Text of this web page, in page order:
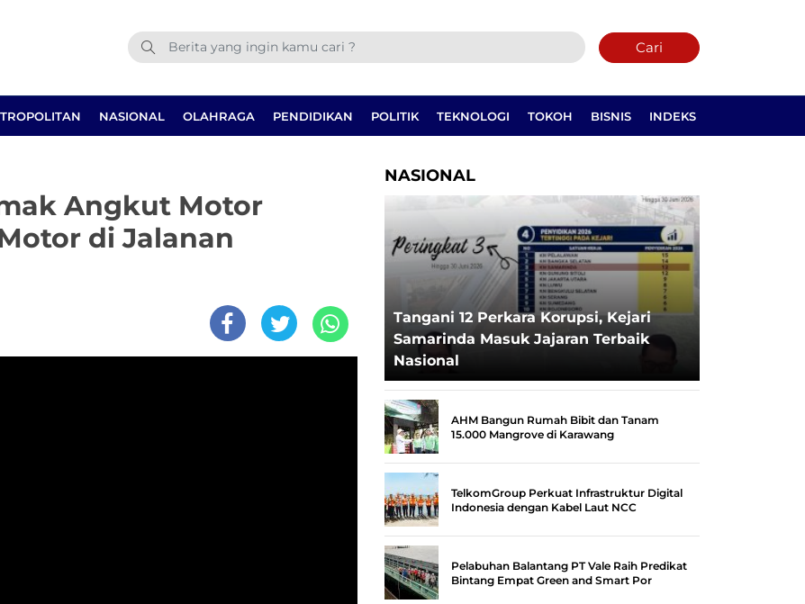
Cari
NASIONAL OLAHRAGA PENDIDIKAN POLITIK TEKNOLOGI TOKOH BISNIS INDEKS
Angkut Motor
di Jalanan
NASIONAL
Tangani 12 Perkara Korupsi, Kejari
Samarinda Masuk Jajaran Terbaik
Nasional
AHM Bangun Rumah Bibit dan Tanam
15.000 Mangrove di Karawang
TelkomGroup Perkuat Infrastruktur Digital
Indonesia dengan Kabel Laut NCC
Pelabuhan Balantang PT Vale Raih Predikat
Bintang Empat Green and Smart Por